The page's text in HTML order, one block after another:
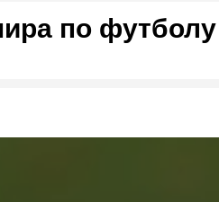
по футболу